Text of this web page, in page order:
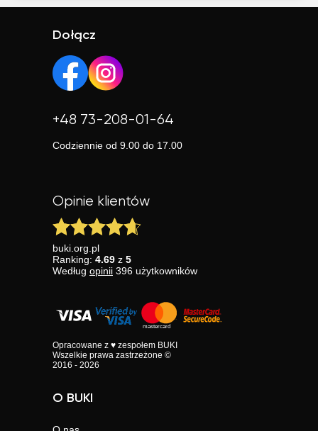
Dołącz
+48 73-208-01-64
Codziennie od 9.00 do 17.00
Opinie klientów
buki.org.pl
Ranking: 4.69 z 5
Według opinii 396 użytkowników
Opracowane z ♥ zespołem BUKI
Wszelkie prawa zastrzeżone ©
2016 - 2026
O BUKI